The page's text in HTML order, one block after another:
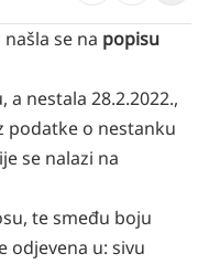
se na popisu
a nestala 28.2.2022.,
podatke o nestanku
se nalazi na
te smeđu boju
odjevena u: sivu